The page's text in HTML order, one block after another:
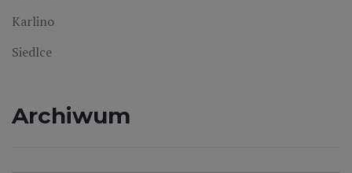
Karlino
Siedlce
Archiwum